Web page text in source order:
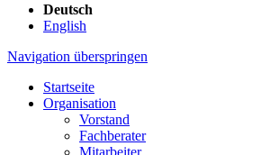
Deutsch
English
Navigation überspringen
Startseite
Organisation
Vorstand
Fachberater
Mitarbeiter